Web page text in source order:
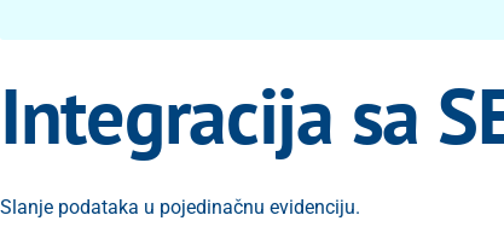
Integracija sa
Slanje podataka u pojedinačnu evidenciju.